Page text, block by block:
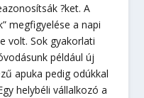
?ket. A
megfigyelése a napi
volt. Sok gyakorlati
például új
apuka pedig odúkkal
helybéli vállalkozó a